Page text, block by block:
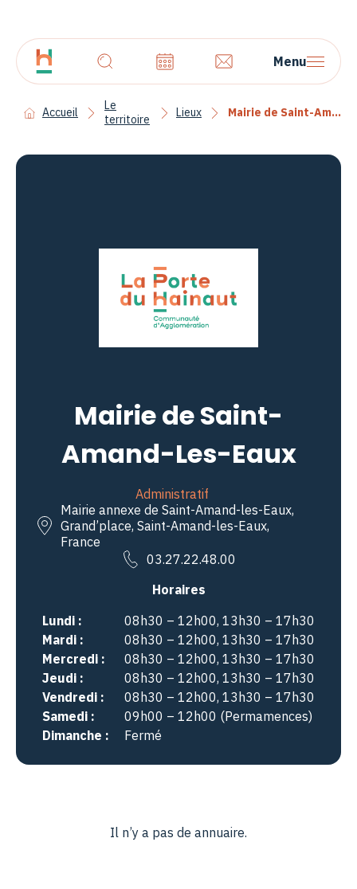
Menu
Accueil
Le
territoire
Lieux Mairie de Saint-Amand-Les-Eaux
Mairie de Saint-
Amand-Les-Eaux
Administratif
Mairie annexe de Saint-Amand-les-Eaux,
Grand’place, Saint-Amand-les-Eaux,
France
03.27.22.48.00
Horaires
Lundi :
08h30 – 12h00, 13h30 – 17h30
Mardi :
08h30 – 12h00, 13h30 – 17h30
Mercredi :
08h30 – 12h00, 13h30 – 17h30
Jeudi :
08h30 – 12h00, 13h30 – 17h30
Vendredi :
08h30 – 12h00, 13h30 – 17h30
Samedi :
09h00 – 12h00 (Permamences)
Dimanche :
Fermé
Il n’y a pas de annuaire.